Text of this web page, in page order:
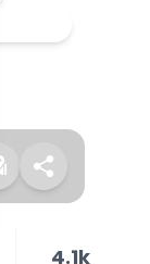
4.1k